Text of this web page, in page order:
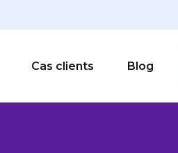
Cas clients Blog